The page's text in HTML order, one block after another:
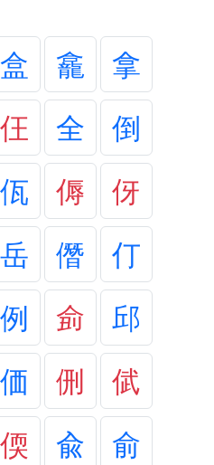
盒 龕
拿
仼 全
倒
佤 傉
伢
岳 僭
仃
例 侴
邱
価 侀
倵
偄 兪
俞